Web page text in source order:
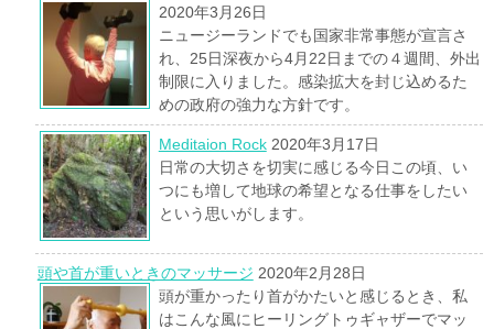
2020年3月26日
ニュージーランドでも国家非常事態が宣言さ
れ、25日深夜から4月22日までの４週間、外出
制限に入りました。感染拡大を封じ込めるた
めの政府の強力な方針です。
Meditaion Rock2020年3月17日
日常の大切さを切実に感じる今日この頃、い
つにも増して地球の希望となる仕事をしたい
という思いがします。
頭や首が重いときのマッサージ 2020年2月28日
頭が重かったり首がかたいと感じるとき、私
はこんな風にヒーリングトゥギャザーでマッ